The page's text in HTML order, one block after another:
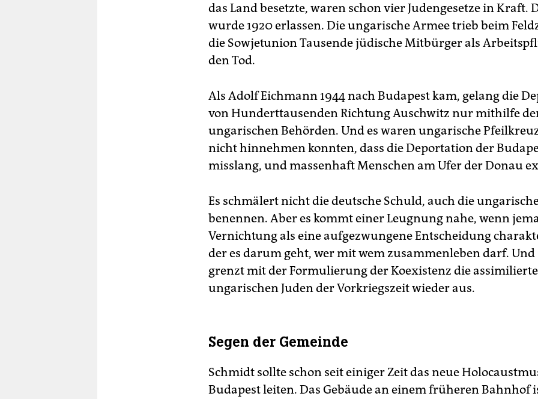
das Land besetzte, waren schon vier Judengesetze in Kraft.
wurde 1920 erlassen. Die ungarische Armee trieb beim
die Sowjetunion Tausende jüdische Mitbürger als
den Tod.
Als Adolf Eichmann 1944 nach Budapest kam, gelang die
von Hunderttausenden Richtung Auschwitz nur mithilfe
ungarischen Behörden. Und es waren ungarische
nicht hinnehmen konnten, dass die Deportation der
misslang, und massenhaft Menschen am Ufer der Donau
Es schmälert nicht die deutsche Schuld, auch die
benennen. Aber es kommt einer Leugnung nahe, wenn
Vernichtung als eine aufgezwungene Entscheidung
der es darum geht, wer mit wem zusammenleben darf.
grenzt mit der Formulierung der Koexistenz die
ungarischen Juden der Vorkriegszeit wieder aus.
Segen der Gemeinde
Schmidt sollte schon seit einiger Zeit das neue
Budapest leiten. Das Gebäude an einem früheren Bahnhof